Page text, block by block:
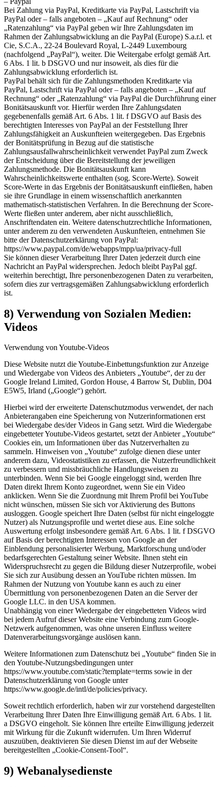
Bei Zahlung via PayPal, Kreditkarte via PayPal, Lastschrift via
PayPal oder – falls angeboten – „Kauf auf Rechnung“ oder
„Ratenzahlung“ via PayPal geben wir Ihre Zahlungsdaten im
Rahmen der Zahlungsabwicklung an die PayPal (Europe) S.a.r.l. et
Cie, S.C.A., 22-24 Boulevard Royal, L-2449 Luxembourg
(nachfolgend „PayPal“), weiter. Die Weitergabe erfolgt gemäß Art.
6 Abs. 1 lit. b DSGVO und nur insoweit, als dies für die
Zahlungsabwicklung erforderlich ist.
PayPal behält sich für die Zahlungsmethoden Kreditkarte via
PayPal, Lastschrift via PayPal oder – falls angeboten – „Kauf auf
Rechnung“ oder „Ratenzahlung“ via PayPal die Durchführung einer
Bonitätsauskunft vor. Hierfür werden Ihre Zahlungsdaten
gegebenenfalls gemäß Art. 6 Abs. 1 lit. f DSGVO auf Basis des
berechtigten Interesses von PayPal an der Feststellung Ihrer
Zahlungsfähigkeit an Auskunfteien weitergegeben. Das Ergebnis
der Bonitätsprüfung in Bezug auf die statistische
Zahlungsausfallwahrscheinlichkeit verwendet PayPal zum Zweck
der Entscheidung über die Bereitstellung der jeweiligen
Zahlungsmethode. Die Bonitätsauskunft kann
Wahrscheinlichkeitswerte enthalten (sog. Score-Werte). Soweit
Score-Werte in das Ergebnis der Bonitätsauskunft einfließen, haben
sie ihre Grundlage in einem wissenschaftlich anerkannten
mathematisch-statistischen Verfahren. In die Berechnung der Score-
Werte fließen unter anderem, aber nicht ausschließlich,
Anschriftendaten ein. Weitere datenschutzrechtliche Informationen,
unter anderem zu den verwendeten Auskunfteien, entnehmen Sie
bitte der Datenschutzerklärung von PayPal:
https://www.paypal.com/de/webapps/mpp/ua/privacy-full
Sie können dieser Verarbeitung Ihrer Daten jederzeit durch eine
Nachricht an PayPal widersprechen. Jedoch bleibt PayPal ggf.
weiterhin berechtigt, Ihre personenbezogenen Daten zu verarbeiten,
sofern dies zur vertragsgemäßen Zahlungsabwicklung erforderlich
ist.
8) Verwendung von Sozialen Medien:
Videos
Verwendung von Youtube-Videos
Diese Website nutzt die Youtube-Einbettungsfunktion zur Anzeige
und Wiedergabe von Videos des Anbieters „Youtube“, der zu der
Google Ireland Limited, Gordon House, 4 Barrow St, Dublin, D04
E5W5, Irland („Google“) gehört.
Hierbei wird der erweiterte Datenschutzmodus verwendet, der nach
Anbieterangaben eine Speicherung von Nutzerinformationen erst
bei Wiedergabe des/der Videos in Gang setzt. Wird die Wiedergabe
eingebetteter Youtube-Videos gestartet, setzt der Anbieter „Youtube“
Cookies ein, um Informationen über das Nutzerverhalten zu
sammeln. Hinweisen von „Youtube“ zufolge dienen diese unter
anderem dazu, Videostatistiken zu erfassen, die Nutzerfreundlichkeit
zu verbessern und missbräuchliche Handlungsweisen zu
unterbinden. Wenn Sie bei Google eingeloggt sind, werden Ihre
Daten direkt Ihrem Konto zugeordnet, wenn Sie ein Video
anklicken. Wenn Sie die Zuordnung mit Ihrem Profil bei YouTube
nicht wünschen, müssen Sie sich vor Aktivierung des Buttons
ausloggen. Google speichert Ihre Daten (selbst für nicht eingeloggte
Nutzer) als Nutzungsprofile und wertet diese aus. Eine solche
Auswertung erfolgt insbesondere gemäß Art. 6 Abs. 1 lit. f DSGVO
auf Basis der berechtigten Interessen von Google an der
Einblendung personalisierter Werbung, Marktforschung und/oder
bedarfsgerechten Gestaltung seiner Website. Ihnen steht ein
Widerspruchsrecht zu gegen die Bildung dieser Nutzerprofile, wobei
Sie sich zur Ausübung dessen an YouTube richten müssen. Im
Rahmen der Nutzung von Youtube kann es auch zu einer
Übermittlung von personenbezogenen Daten an die Server der
Google LLC. in den USA kommen.
Unabhängig von einer Wiedergabe der eingebetteten Videos wird
bei jedem Aufruf dieser Website eine Verbindung zum Google-
Netzwerk aufgenommen, was ohne unseren Einfluss weitere
Datenverarbeitungsvorgänge auslösen kann.
Weitere Informationen zum Datenschutz bei „Youtube“ finden Sie in
den Youtube-Nutzungsbedingungen unter
https://www.youtube.com/static?template=terms sowie in der
Datenschutzerklärung von Google unter
https://www.google.de/intl/de/policies/privacy.
Soweit rechtlich erforderlich, haben wir zur vorstehend dargestellten
Verarbeitung Ihrer Daten Ihre Einwilligung gemäß Art. 6 Abs. 1 lit.
a DSGVO eingeholt. Sie können Ihre erteilte Einwilligung jederzeit
mit Wirkung für die Zukunft widerrufen. Um Ihren Widerruf
auszuüben, deaktivieren Sie diesen Dienst im auf der Webseite
bereitgestellten „Cookie-Consent-Tool“.
9) Webanalysedienste